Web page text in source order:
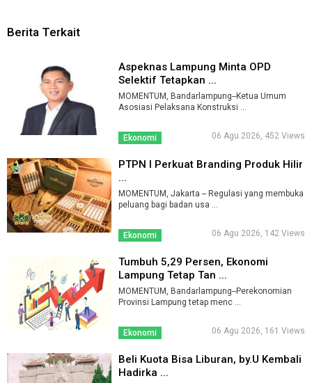
Berita Terkait
Aspeknas Lampung Minta OPD
Selektif Tetapkan ...
MOMENTUM, Bandarlampung--Ketua Umum
Asosiasi Pelaksana Konstruksi ...
Ekonomi 06 Agu 2026, 452 Views
PTPN I Perkuat Branding Produk Hilir
...
MOMENTUM, Jakarta -- Regulasi yang membuka
peluang bagi badan usa ...
Ekonomi 06 Agu 2026, 142 Views
Tumbuh 5,29 Persen, Ekonomi
Lampung Tetap Tan ...
MOMENTUM, Bandarlampung--Perekonomian
Provinsi Lampung tetap menc ...
Ekonomi 06 Agu 2026, 161 Views
Beli Kuota Bisa Liburan, by.U Kembali
Hadirka ...